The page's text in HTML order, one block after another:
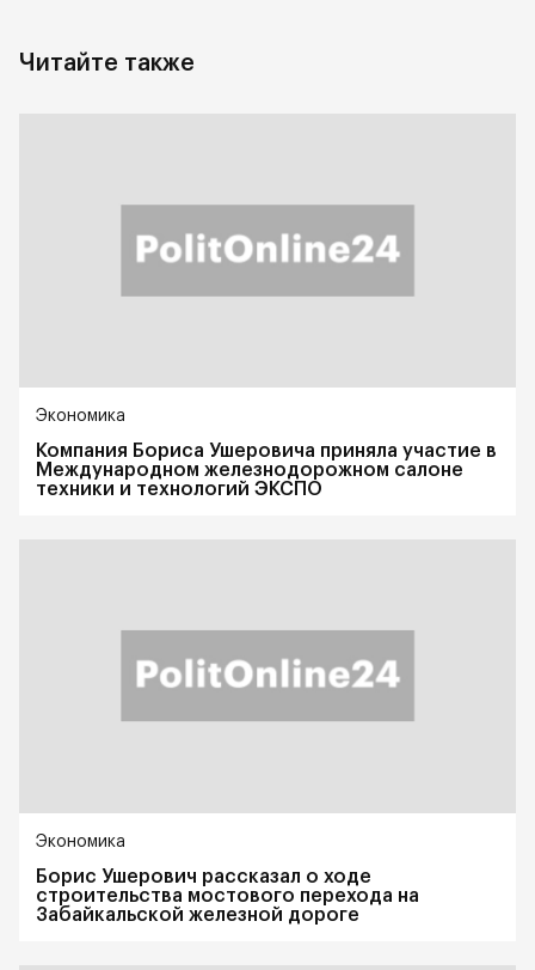
Читайте также
Экономика
Компания Бориса Ушеровича приняла участие в
Международном железнодорожном салоне
техники и технологий ЭКСПО
Экономика
Борис Ушерович рассказал о ходе
строительства мостового перехода на
Забайкальской железной дороге